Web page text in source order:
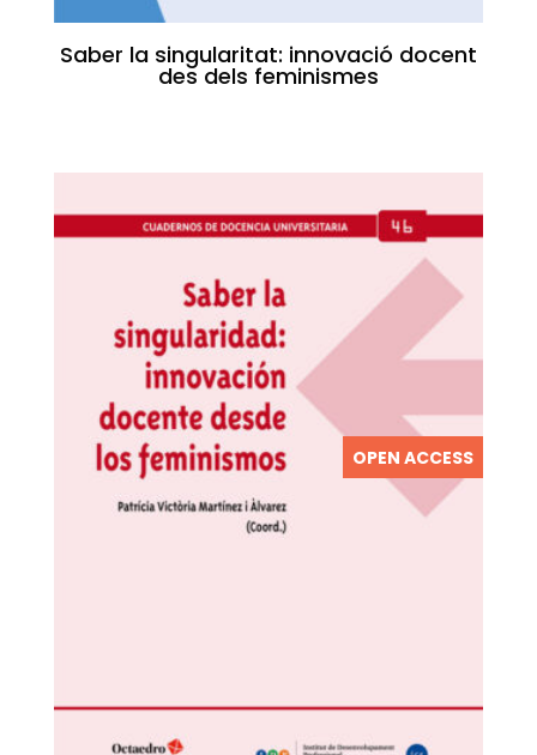
Saber la singularitat: innovació docent
des dels feminismes
OPEN ACCESS